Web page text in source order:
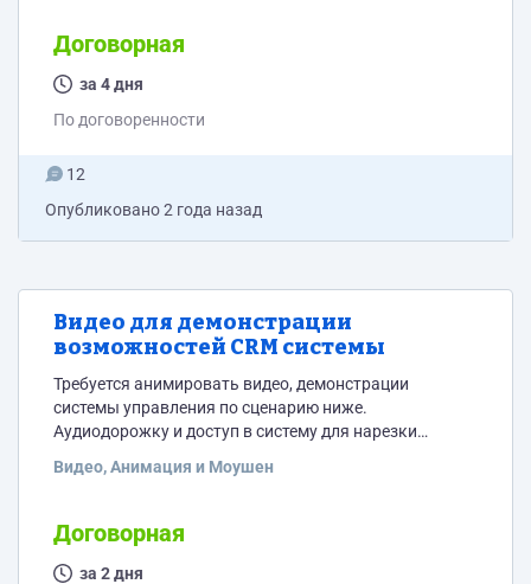
usp=sharing Помимо этого нужно сделать 2
рекламные вставки по сценариям(в приложении к
ТЗ), озвучка также прилагается.
Договорная
за 4 дня
По договоренности
12
Опубликовано2 года назад
Видео для демонстрации
возможностей CRM системы
Требуется анимировать видео, демонстрации
системы управления по сценарию ниже.
Аудиодорожку и доступ в систему для нарезки
элементами дизайна, если вдруг понадобится.
Сценарий ролика "Как это работает": Текст:
"ДЕЛАДЕЛ — это система, которая поможет тебе
управлять всеми задачами и проектами в одном
Видео, Анимация и Моушен
Договорная
за 2 дня